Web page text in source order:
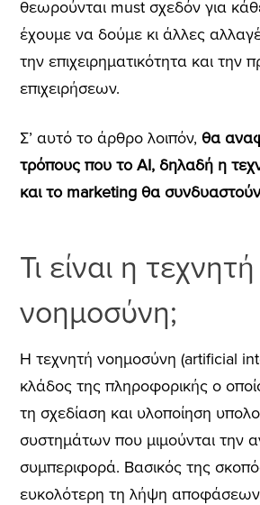
θεωρούνται must σχεδόν για
έχουμε να δούμε κι άλλες
την επιχειρηματικότητα και
επιχειρήσεων.
Σ’ αυτό το άρθρο λοιπόν, θα
τρόπους που το AI, δηλαδή η
και το marketing θα
Τι είναι η τεχνητή
νοημοσύνη;
Η τεχνητή νοημοσύνη (artificial
κλάδος της πληροφορικής ο
τη σχεδίαση και υλοποίηση
συστημάτων που μιμούνται την
συμπεριφορά. Βασικός της
ευκολότερη τη λήψη αποφάσεων,